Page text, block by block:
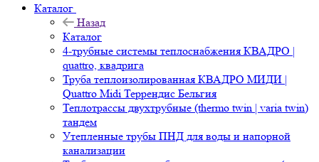
Каталог
Назад
Каталог
4-трубные системы теплоснабжения КВАДРО |
quattro, квадрига
Труба теплоизолированная КВАДРО МИДИ |
Quattro Midi Террендис Бельгия
Теплотрассы двухтрубные (thermo twin | varia twin)
тандем
Утепленные трубы ПНД для воды и напорной
канализации